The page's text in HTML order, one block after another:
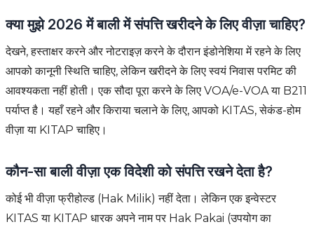
क्या मुझे 2026 में बाली में संपत्ति खरीदने के लिए वीज़ा चाहिए?
देखने, हस्ताक्षर करने और नोटराइज़ करने के दौरान इंडोनेशिया में रहने के लिए
आपको कानूनी स्थिति चाहिए, लेकिन खरीदने के लिए स्वयं निवास परमिट की
आवश्यकता नहीं होती। एक सौदा पूरा करने के लिए VOA/e-VOA या B211
पर्याप्त है। यहाँ रहने और किराया चलाने के लिए, आपको KITAS, सेकंड-होम
वीज़ा या KITAP चाहिए।
कौन-सा बाली वीज़ा एक विदेशी को संपत्ति रखने देता है?
कोई भी वीज़ा फ्रीहोल्ड (Hak Milik) नहीं देता। लेकिन एक इन्वेस्टर
KITAS या KITAP धारक अपने नाम पर Hak Pakai (उपयोग का